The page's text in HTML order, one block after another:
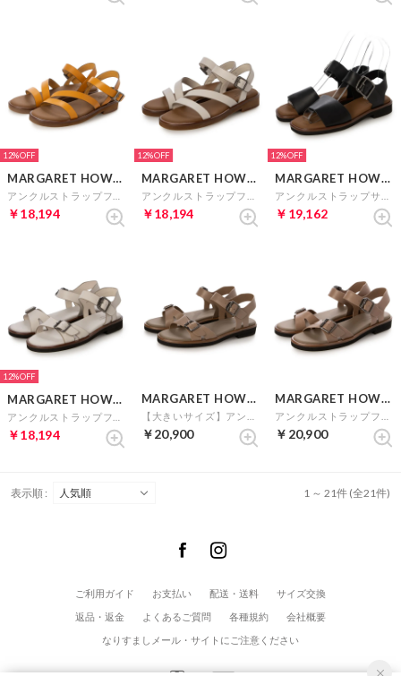
12%
MARGARET HOWELL idea
￥18,194
12%
MARGARET HOWELL idea
￥18,194
12%
MARGARET HOWELL idea
￥19,162
12%
MARGARET HOWELL idea
￥18,194
MARGARET HOWELL idea
￥20,900
MARGARET HOWELL idea
￥20,900
表示順 : 1 ～ 21件 (全21件)
ご利用ガイド お支払い 配送・送料
サイズ交換
返品・返金
よくあるご質問 各種規約
会社概要
なりすましメール・サイトにご注意ください